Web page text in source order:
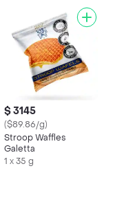
$ 3145
($89.86/g)
Stroop Waffles
Galetta
1 x 35 g